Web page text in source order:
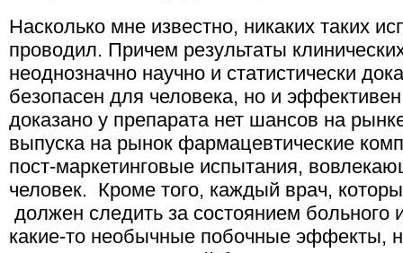
Насколько мне известно, никаких таких
проводил. Причем результаты
неоднозначно научно и статистически
безопасен для человека, но и
доказано у препарата нет шансов на
выпуска на рынок фармацевтические
пост-маркетинговые испытания,
человек. Кроме того, каждый врач,
должен следить за состоянием больного
какие-то необычные побочные эффекты,